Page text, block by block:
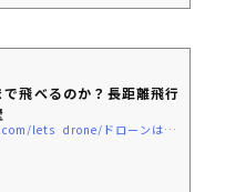
無人充電実験にKDDIが成功 KDDIが提
で飛べるのか？長距離飛行
http://drone-girls.com/lets_drone/ドローンはどこまで飛べるのか？長距離飛行にお/